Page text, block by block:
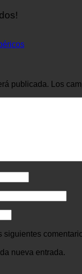
publicada. Los
nueva entrada.